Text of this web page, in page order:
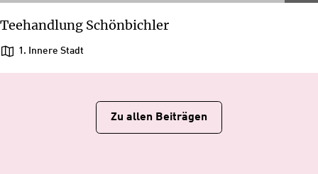
Teehandlung Schönbichler
1. Innere Stadt
Zu allen Beiträgen